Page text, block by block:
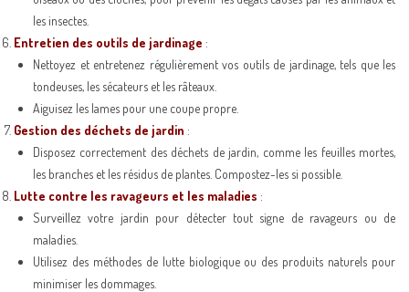
les insectes.
Entretien des outils de jardinage :
Nettoyez et entretenez régulièrement vos outils de jardinage, tels que les
tondeuses, les sécateurs et les râteaux.
Aiguisez les lames pour une coupe propre.
Gestion des déchets de jardin :
Disposez correctement des déchets de jardin, comme les feuilles mortes,
les branches et les résidus de plantes. Compostez-les si possible.
Lutte contre les ravageurs et les maladies :
Surveillez votre jardin pour détecter tout signe de ravageurs ou de
maladies.
Utilisez des méthodes de lutte biologique ou des produits naturels pour
minimiser les dommages.